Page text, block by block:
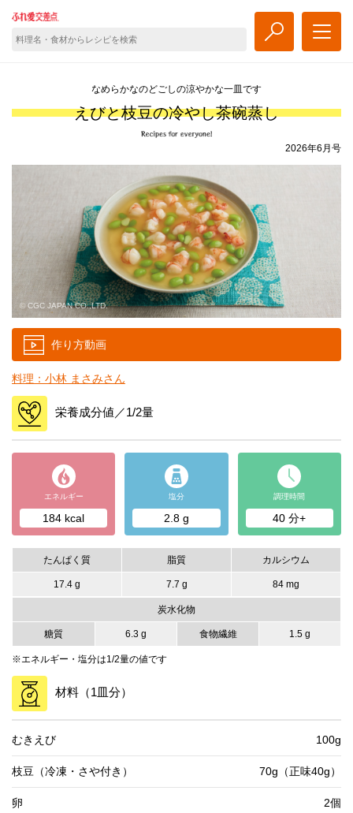
なめらかなのどごしの涼やかな一皿です
えびと枝豆の冷やし茶碗蒸し
2026年6月号
作り方動画
© CGC JAPAN CO.,LTD.
料理：小林 まさみさん
栄養成分値／1/2量
エネルギー
184 kcal
塩分
2.8 g
調理時間
40 分+
たんぱく質 脂質 カルシウム
17.4 g 7.7 g 84 mg
炭水化物
糖質 6.3 g 食物繊維 1.5 g
※エネルギー・塩分は1/2量の値です
材料（1皿分）
むきえび 100g
枝豆（冷凍・さや付き） 70g（正味40g）
卵 2個